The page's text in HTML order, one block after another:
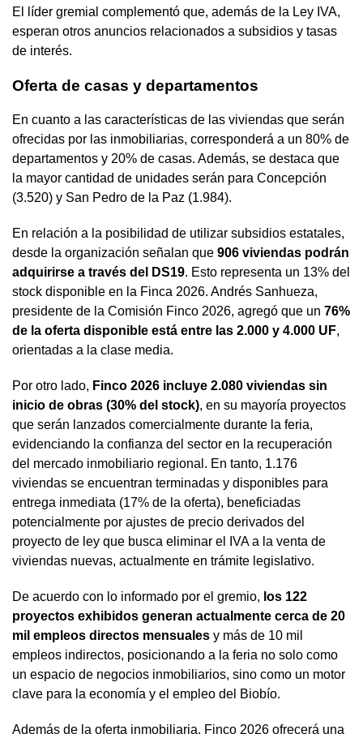
El líder gremial complementó que, además de la Ley IVA,
esperan otros anuncios relacionados a subsidios y tasas
de interés.
Oferta de casas y departamentos
En cuanto a las características de las viviendas que serán
ofrecidas por las inmobiliarias, corresponderá a un 80% de
departamentos y 20% de casas. Además, se destaca que
la mayor cantidad de unidades serán para Concepción
(3.520) y San Pedro de la Paz (1.984).
En relación a la posibilidad de utilizar subsidios estatales,
desde la organización señalan que 906 viviendas podrán
adquirirse a través del DS19. Esto representa un 13% del
stock disponible en la Finca 2026. Andrés Sanhueza,
presidente de la Comisión Finco 2026, agregó que un 76%
de la oferta disponible está entre las 2.000 y 4.000 UF,
orientadas a la clase media.
Por otro lado, Finco 2026 incluye 2.080 viviendas sin
inicio de obras (30% del stock), en su mayoría proyectos
que serán lanzados comercialmente durante la feria,
evidenciando la confianza del sector en la recuperación
del mercado inmobiliario regional. En tanto, 1.176
viviendas se encuentran terminadas y disponibles para
entrega inmediata (17% de la oferta), beneficiadas
potencialmente por ajustes de precio derivados del
proyecto de ley que busca eliminar el IVA a la venta de
viviendas nuevas, actualmente en trámite legislativo.
De acuerdo con lo informado por el gremio, los 122
proyectos exhibidos generan actualmente cerca de 20
mil empleos directos mensuales y más de 10 mil
empleos indirectos, posicionando a la feria no solo como
un espacio de negocios inmobiliarios, sino como un motor
clave para la economía y el empleo del Biobío.
Además de la oferta inmobiliaria, Finco 2026 ofrecerá una